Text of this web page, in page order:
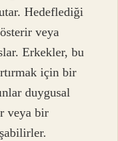
Hedeflediği
veya
Erkekler, bu
için bir
duygusal
veya bir